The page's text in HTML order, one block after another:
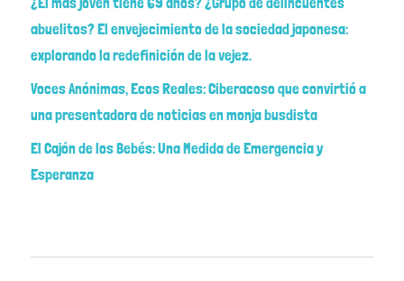
abuelitos? El envejecimiento de la sociedad japonesa:
explorando la redefinición de la vejez.
Voces Anónimas, Ecos Reales: Ciberacoso que convirtió a
una presentadora de noticias en monja busdista
El Cajón de los Bebés: Una Medida de Emergencia y
Esperanza